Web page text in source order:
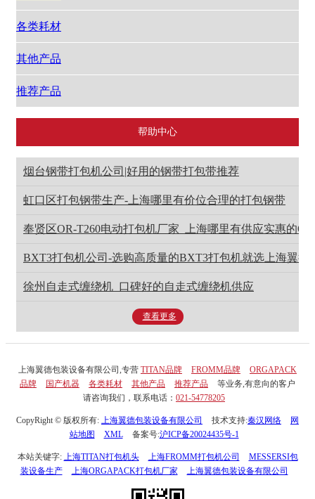
各类耗材
其他产品
推荐产品
帮助中心
烟台钢带打包机公司|好用的钢带打包带推荐
虹口区打包钢带生产-上海哪里有价位合理的打包钢带
奉贤区OR-T260电动打包机厂家_上海哪里有供应实惠的
BXT3打包机公司-选购高质量的BXT3打包机就选上海翼德
徐州自走式缠绕机_口碑好的自走式缠绕机供应
查看更多
上海翼德包装设备有限公司,专营 TITAN品牌 FROMM品牌
ORGAPACK
品牌
国产机器 各类耗材 其他产品 推荐产品
等业务,有意向的客户
请咨询我们，联系电话： 021-54778205
CopyRight © 版权所有: 上海翼德包装设备有限公司 技术支持:秦汉网络
网
站地图
XML 备案号:沪ICP备20024435号-1
本站关键字: 上海TITAN打包机头 上海FROMM打包机公司
MESSERSI包
装设备生产
上海ORGAPACK打包机厂家 上海翼德包装设备有限公司